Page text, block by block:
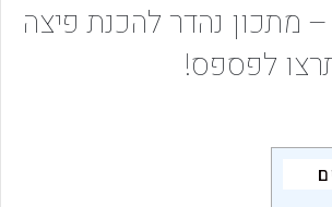
מתכון נהדר להכנת פיצה
לפספס!